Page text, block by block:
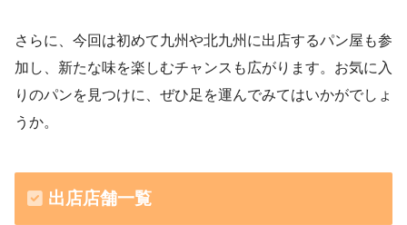
さらに、今回は初めて九州や北九州に出店するパン屋も参
加し、新たな味を楽しむチャンスも広がります。お気に入
りのパンを見つけに、ぜひ足を運んでみてはいかがでしょ
うか。
出店店舗一覧